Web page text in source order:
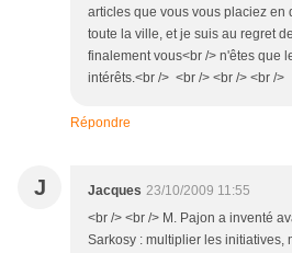
articles que vous vous placiez en
toute la ville, et je suis au regret
finalement vous<br /> n'êtes que
intérêts.<br /> <br /> <br /> <br />
Répondre
J Jacques 23/10/2009 11:55
<br /> <br /> M. Pajon a inventé
Sarkosy : multiplier les initiatives,